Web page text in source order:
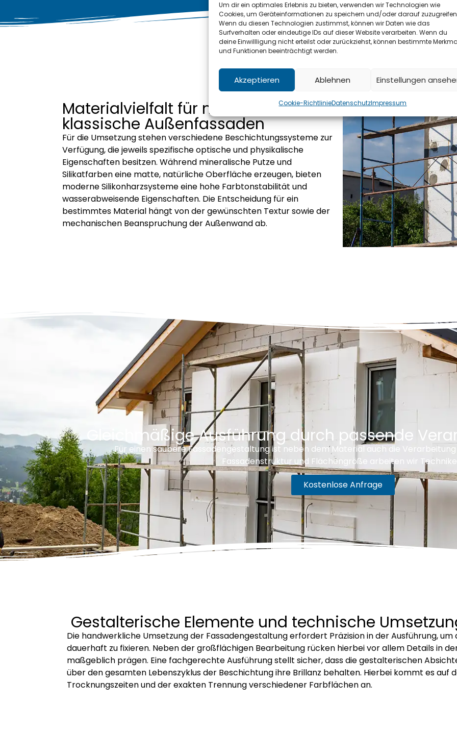
Um dir ein optimales Erlebnis zu bieten, verwenden wir Technologien wie
Cookies, um Geräteinformationen zu speichern und/oder darauf
Wenn du diesen Technologien zustimmst, können wir Daten wie das
Surfverhalten oder eindeutige IDs auf dieser Website verarbeiten. Wenn du
deine Einwillligung nicht erteilst oder zurückziehst, können bestimmte
und Funktionen beeinträchtigt werden.
Akzeptieren Ablehnen Einstellungen
Cookie-RichtlinieDatenschutzImpressum
Materialvielfalt für moderne und
klassische Außenfassaden
Für die Umsetzung stehen verschiedene Beschichtungssysteme zur
Verfügung, die jeweils spezifische optische und physikalische
Eigenschaften besitzen. Während mineralische Putze und
Silikatfarben eine matte, natürliche Oberfläche erzeugen, bieten
moderne Silikonharzsysteme eine hohe Farbtonstabilität und
wasserabweisende Eigenschaften. Die Entscheidung für ein
bestimmtes Material hängt von der gewünschten Textur sowie der
mechanischen Beanspruchung der Außenwand ab.
Gleichmäßige Ausführung durch passende
Für einen saubere Fassadengestaltung ist neben dem Material auch die
Fassadenstruktur und Flächengröße arbeiten wir
Kostenlose Anfrage
Gestalterische Elemente und technische
Die handwerkliche Umsetzung der Fassadengestaltung erfordert Präzision in der Ausführung,
dauerhaft zu fixieren. Neben der großflächigen Bearbeitung rücken hierbei vor allem Details in
maßgeblich prägen. Eine fachgerechte Ausführung stellt sicher, dass die gestalterischen
über den gesamten Lebenszyklus der Beschichtung ihre Brillanz behalten. Hierbei kommt es auf
Trocknungszeiten und der exakten Trennung verschiedener Farbflächen an.